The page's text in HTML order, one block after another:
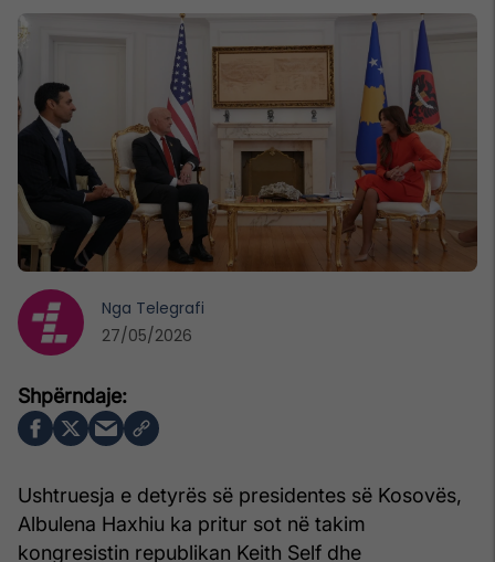
Ushtruesja e detyrës së presidentes së Kosovës,
Albulena Haxhiu ka pritur sot në takim
kongresistin republikan Keith Self dhe
Nga Telegrafi
27/05/2026